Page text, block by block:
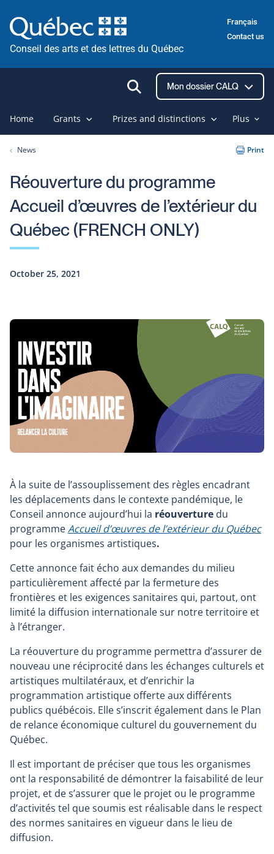
to
content
Conseil des arts et des lettres du Québec
Français
Contact us
Ouvrir
la
recherche
Mon dossier CALQ
Home Grants Prizes and distinctions Plus
News Print
Réouverture du programme
Accueil d’œuvres de l’extérieur du
Québec (FRENCH ONLY)
October 25, 2021
À la suite de l’assouplissement des règles encadrant
les déplacements dans le contexte pandémique, le
Conseil annonce aujourd’hui la réouverture du
programmeAccueil d’œuvres de l’extérieur du Québec
pour les organismes artistiques.
Cette annonce fait écho aux demandes du milieu
particulièrement affecté par la fermeture des
frontières et les exigences sanitaires qui, partout, ont
limité la diffusion internationale sur notre territoire et
à l’étranger.
La réouverture du programme permettra d’assurer de
nouveau une réciprocité dans les échanges culturels et
artistiques multilatéraux, et d’enrichir la
programmation artistique offerte aux différents
publics québécois. Elle s’inscrit également dans le Plan
de relance économique culturel du gouvernement du
Québec.
Il est important de préciser que tous les organismes
ont la responsabilité de démontrer la faisabilité de leur
projet, et de s’assurer que le projet ou le programme
d’activités tel que soumis est réalisable dans le respect
des normes sanitaires en vigueur dans le lieu de
diffusion.